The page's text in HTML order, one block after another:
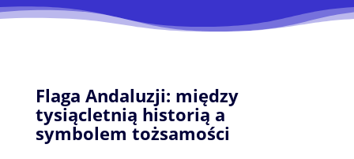
Flaga Andaluzji: między
tysiącletnią historią a
symbolem tożsamości